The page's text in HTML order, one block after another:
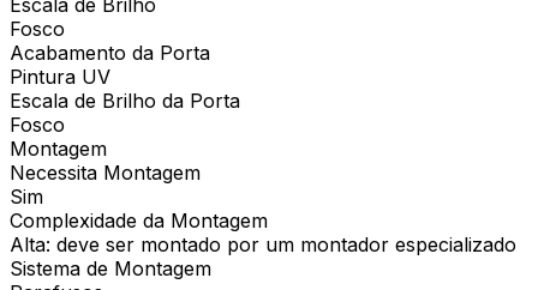
Fosco
Acabamento da Porta
Pintura UV
Escala de Brilho da Porta
Fosco
Montagem
Necessita Montagem
Sim
Complexidade da Montagem
Alta: deve ser montado por um montador especializado
Sistema de Montagem